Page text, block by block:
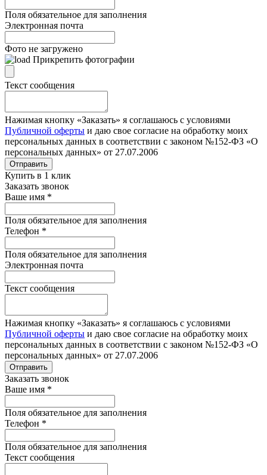
Поля обязательное для заполнения
Электронная почта
Фото не загружено
Прикрепить фотографии
Текст сообщения
Нажимая кнопку «Заказать» я соглашаюсь с условиями
Публичной оферты и даю свое согласие на обработку моих
персональных данных в соответствии с законом №152-ФЗ «О
персональных данных» от 27.07.2006
Отправить
Купить в 1 клик
Заказать звонок
Ваше имя *
Поля обязательное для заполнения
Телефон *
Поля обязательное для заполнения
Электронная почта
Текст сообщения
Нажимая кнопку «Заказать» я соглашаюсь с условиями
Публичной оферты и даю свое согласие на обработку моих
персональных данных в соответствии с законом №152-ФЗ «О
персональных данных» от 27.07.2006
Отправить
Заказать звонок
Ваше имя *
Поля обязательное для заполнения
Телефон *
Поля обязательное для заполнения
Текст сообщения